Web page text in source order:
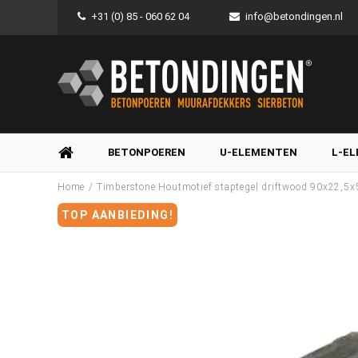
+31 (0) 85 - 060 62 04 info@betondingen.nl
BETONPOEREN U-ELEMENTEN L-
Home / Timberstone Houtmotief staptegel driftwood
TOP AANBIEDING!